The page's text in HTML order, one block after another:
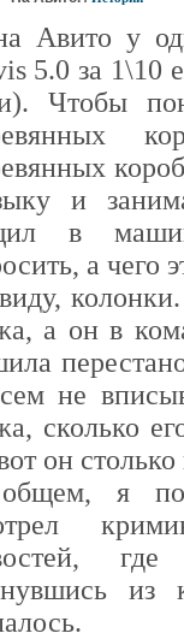
Авито у
5.0 за 1\10
Чтобы
и
в
а чего
а он в
не
сколько
он столько
я
из